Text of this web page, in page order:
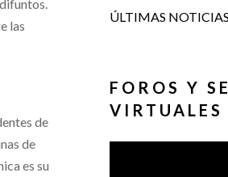
las
de
de
es su
ÚLTIMAS NOTICIAS
FOROS Y
VIRTUALES